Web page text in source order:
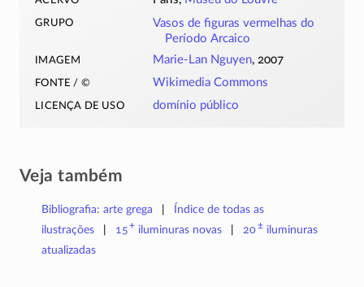
grupo
Vasos de figuras vermelhas do
Período Arcaico
imagem Marie-Lan Nguyen, 2007
fonte / © Wikimedia Commons
licença de uso domínio público
Veja também
Bibliografia: arte grega
Índice de todas as
ilustrações
15+ iluminuras novas 20±iluminuras
atualizadas